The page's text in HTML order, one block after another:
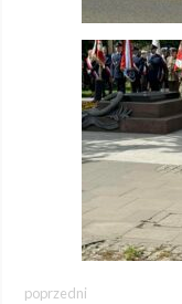
poprzedni